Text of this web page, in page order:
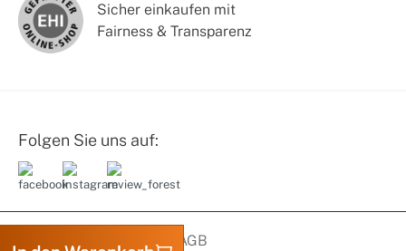
Sicher einkaufen mit
Fairness & Transparenz
Folgen Sie uns auf:
Datenschutz Impressum AGB